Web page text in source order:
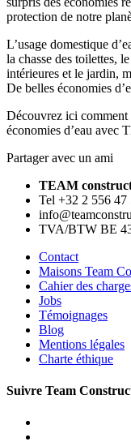
protection de notre
L’usage domestique
la chasse des toilettes,
intérieures et le jardin,
De belles économies
Découvrez ici comment
économies d’eau avec
Partager avec un ami
TEAM
Tel +32 2 556 47
TVA/BTW BE
Contact
Maisons Team
Cahier des
Jobs
Témoignages
Blog
Mentions légales
Charte éthique
Suivre Team